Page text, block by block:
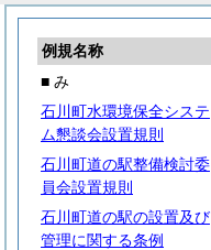
例規名称
■ み
石川町水環境保全システ
ム懇談会設置規則
石川町道の駅整備検討委
員会設置規則
石川町道の駅の設置及び
管理に関する条例